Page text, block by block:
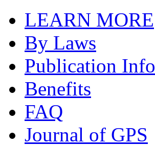
LEARN MORE
By Laws
Publication Info
Benefits
FAQ
Journal of GPS